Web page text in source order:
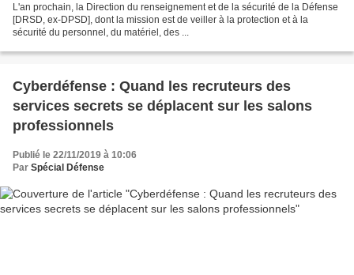
L'an prochain, la Direction du renseignement et de la sécurité de la Défense
[DRSD, ex-DPSD], dont la mission est de veiller à la protection et à la
sécurité du personnel, du matériel, des ...
Cyberdéfense : Quand les recruteurs des
services secrets se déplacent sur les salons
professionnels
Publié le 22/11/2019 à 10:06
Par Spécial Défense